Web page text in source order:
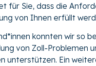
für Sie, dass die
von Ihnen erfüllt
konnten wir so
von Zoll-Problemen
unterstützen. Ein